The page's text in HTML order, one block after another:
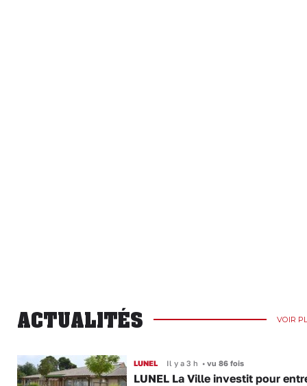
ACTUALITÉS VOIR
LUNEL Il y a 3 h •vu 86 fois
LUNEL La Ville investit pour